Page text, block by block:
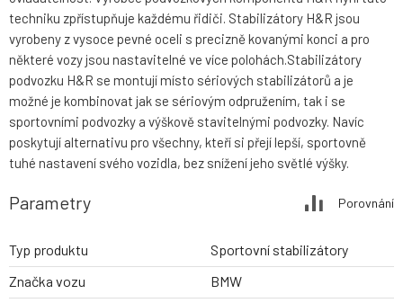
techniku zpřístupňuje každému řidiči. Stabilizátory H&R jsou
vyrobeny z vysoce pevné oceli s precizně kovanými konci a pro
některé vozy jsou nastavitelné ve více polohách.Stabilizátory
podvozku H&R se montují místo sériových stabilizátorů a je
možné je kombinovat jak se sériovým odpružením, tak i se
sportovními podvozky a výškově stavitelnými podvozky. Navíc
poskytují alternativu pro všechny, kteří si přejí lepší, sportovně
tuhé nastavení svého vozidla, bez snížení jeho světlé výšky.
Parametry Porovnání
Typ produktu
Sportovní stabilizátory
Značka vozu
BMW